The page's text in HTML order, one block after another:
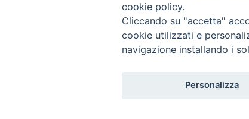
Copyright © 2019 - Tutti i diritti riservati -
cookie policy.
Cliccando su "accetta"
cookie utilizzati e
navigazione installando i
Personalizza